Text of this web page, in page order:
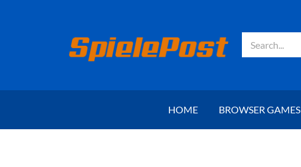
Suche
HOME BROWSER GAMES